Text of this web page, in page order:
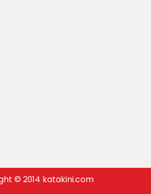
© 2014 katakini.com